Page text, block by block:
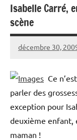
Isabelle Carré,
scène
décembre 30,
Ce
parler des
exception pour
deuxième enfant,
maman !